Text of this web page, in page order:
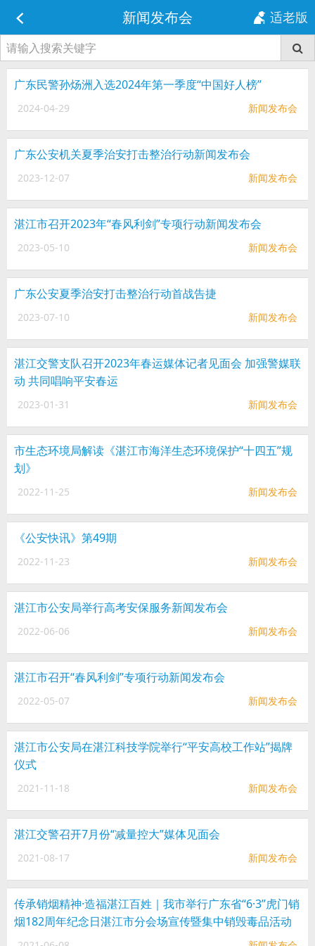
新闻发布会 适老版
广东民警孙炀洲入选2024年第一季度“中国好人榜”
2024-04-29 新闻发布会
广东公安机关夏季治安打击整治行动新闻发布会
2023-12-07 新闻发布会
湛江市召开2023年“春风利剑”专项行动新闻发布会
2023-05-10 新闻发布会
广东公安夏季治安打击整治行动首战告捷
2023-07-10 新闻发布会
湛江交警支队召开2023年春运媒体记者见面会 加强警媒联
动 共同唱响平安春运
2023-01-31 新闻发布会
市生态环境局解读《湛江市海洋生态环境保护“十四五”规
划》
2022-11-25 新闻发布会
《公安快讯》第49期
2022-11-23 新闻发布会
湛江市公安局举行高考安保服务新闻发布会
2022-06-06 新闻发布会
湛江市召开“春风利剑”专项行动新闻发布会
2022-05-07 新闻发布会
湛江市公安局在湛江科技学院举行“平安高校工作站”揭牌
仪式
2021-11-18 新闻发布会
湛江交警召开7月份“减量控大”媒体见面会
2021-08-17 新闻发布会
传承销烟精神·造福湛江百姓｜我市举行广东省“6·3”虎门销
烟182周年纪念日湛江市分会场宣传暨集中销毁毒品活动